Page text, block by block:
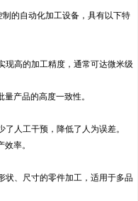
的自动化加工设备，具有以下特
现高的加工精度，通常可达微米级
产品的高度一致性。
人工干预，降低了人为误差。
率。
状、尺寸的零件加工，适用于多品